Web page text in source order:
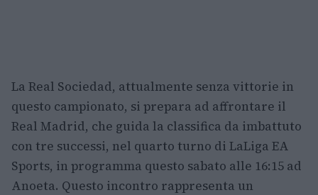
La Real Sociedad, attualmente senza vittorie in
questo campionato, si prepara ad affrontare il
Real Madrid, che guida la classifica da imbattuto
con tre successi, nel quarto turno di LaLiga EA
Sports, in programma questo sabato alle 16:15 ad
Anoeta. Questo incontro rappresenta un